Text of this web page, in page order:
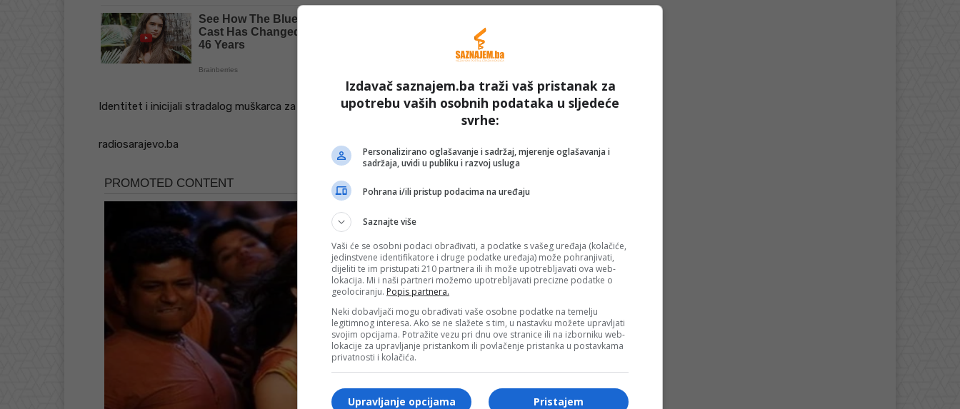
Identitet i inicijali stradalog muškarca za sada nisu zvanično saopšteni.
radiosarajevo.ba
Izdavač saznajem.ba traži vaš pristanak za
upotrebu vaših osobnih podataka u sljedeće
svrhe:
Personalizirano oglašavanje i sadržaj, mjerenje oglašavanja i
sadržaja, uvidi u publiku i razvoj usluga
Pohrana i/ili pristup podacima na uređaju
Saznajte više
Vaši će se osobni podaci obrađivati, a podatke s vašeg uređaja (kolačiće,
jedinstvene identifikatore i druge podatke uređaja) može pohranjivati,
dijeliti te im pristupati 210 partnera ili ih može upotrebljavati ova web-
lokacija. Mi i naši partneri možemo upotrebljavati precizne podatke o
geolociranju. Popis partnera.
Neki dobavljači mogu obrađivati vaše osobne podatke na temelju
legitimnog interesa. Ako se ne slažete s tim, u nastavku možete upravljati
svojim opcijama. Potražite vezu pri dnu ove stranice ili na izborniku web-
lokacije za upravljanje pristankom ili povlačenje pristanka u postavkama
privatnosti i kolačića.
Pristajem
Upravljanje opcijama